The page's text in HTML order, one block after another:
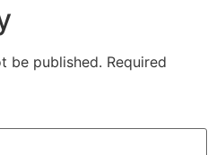
be published. Required